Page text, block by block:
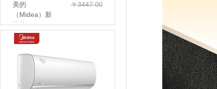
￥3447.00
美的
（Midea）新
能效KFR-
26GW/BP3DN8Y-
PC4...